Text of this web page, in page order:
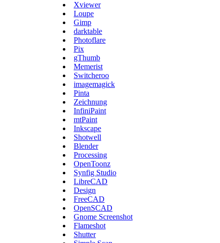
Xviewer
Loupe
Gimp
darktable
Photoflare
Pix
gThumb
Memerist
Switcheroo
imagemagick
Pinta
Zeichnung
InfiniPaint
mtPaint
Inkscape
Shotwell
Blender
Processing
OpenToonz
Synfig Studio
LibreCAD
Design
FreeCAD
OpenSCAD
Gnome Screenshot
Flameshot
Shutter